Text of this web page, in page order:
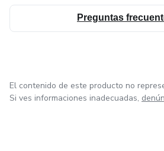
Preguntas
El contenido de este producto no
Si ves informaciones inadecuadas,